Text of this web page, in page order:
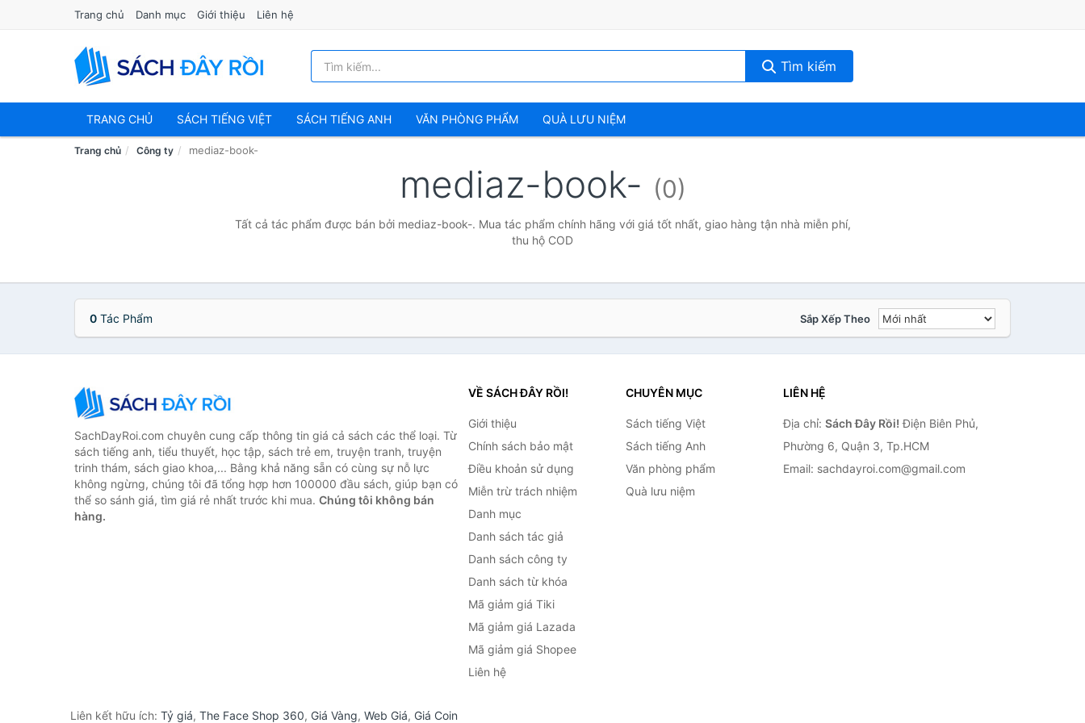
Trang chủ Danh mục Giới thiệu Liên hệ
Tìm kiếm
TRANG CHỦ SÁCH TIẾNG VIỆT SÁCH TIẾNG ANH VĂN PHÒNG PHẨM QUÀ LƯU NIỆM
Trang chủ Công ty mediaz-book-
mediaz-book- (0)
Tất cả tác phẩm được bán bởi mediaz-book-. Mua tác phẩm chính hãng với giá tốt nhất, giao hàng tận nhà miễn phí,
thu hộ COD
0 Tác Phẩm Sắp Xếp Theo
SachDayRoi.com chuyên cung cấp thông tin giá cả sách các thể loại. Từ
sách tiếng anh, tiểu thuyết, học tập, sách trẻ em, truyện tranh, truyện
trinh thám, sách giao khoa,... Bằng khả năng sẵn có cùng sự nỗ lực
không ngừng, chúng tôi đã tổng hợp hơn 100000 đầu sách, giúp bạn có
thể so sánh giá, tìm giá rẻ nhất trước khi mua. Chúng tôi không bán
hàng.
VỀ SÁCH ĐÂY RỒI!
Giới thiệu
Chính sách bảo mật
Điều khoản sử dụng
Miễn trừ trách nhiệm
Danh mục
Danh sách tác giả
Danh sách công ty
Danh sách từ khóa
Mã giảm giá Tiki
Mã giảm giá Lazada
Mã giảm giá Shopee
Liên hệ
CHUYÊN MỤC
Sách tiếng Việt
Sách tiếng Anh
Văn phòng phẩm
Quà lưu niệm
LIÊN HỆ
Địa chỉ: Sách Đây Rồi! Điện Biên Phủ,
Phường 6, Quận 3, Tp.HCM
Email: sachdayroi.com@gmail.com
Liên kết hữu ích: Tỷ giá, The Face Shop 360, Giá Vàng, Web Giá, Giá Coin